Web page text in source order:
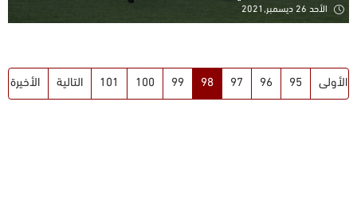
الأحد 26 ديسمبر,2021
الأولى 95
96
97
98
99
100
101 التالية الأخيرة